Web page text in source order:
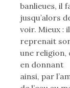
banlieues, il
jusqu’alors
voir. Mieux :
reprenait
une religion,
en donnant
ainsi, par